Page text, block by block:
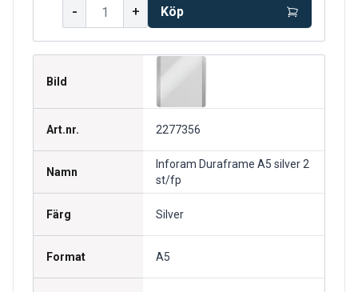
- + Köp
Bild
Art.nr. 2277356
Namn
Inforam Duraframe A5 silver 2
st/fp
Färg Silver
Format A5